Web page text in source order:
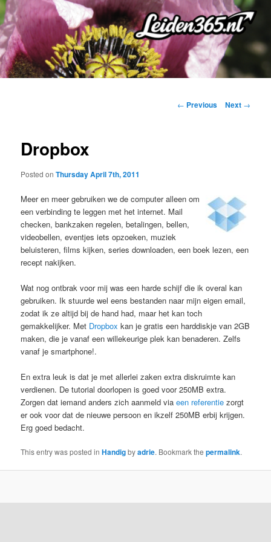
Skip
to
primary
content
Post
← Previous Next →
Dropbox
Posted onThursday April 7th, 2011
Meer en meer gebruiken we de computer alleen om
een verbinding te leggen met het internet. Mail
checken, bankzaken regelen, betalingen, bellen,
videobellen, eventjes iets opzoeken, muziek
beluisteren, films kijken, series downloaden, een boek lezen, een
recept nakijken.
Wat nog ontbrak voor mij was een harde schijf die ik overal kan
gebruiken. Ik stuurde wel eens bestanden naar mijn eigen email,
zodat ik ze altijd bij de hand had, maar het kan toch
gemakkelijker. Met Dropbox kan je gratis een harddiskje van 2GB
maken, die je vanaf een willekeurige plek kan benaderen. Zelfs
vanaf je smartphone!.
En extra leuk is dat je met allerlei zaken extra diskruimte kan
verdienen. De tutorial doorlopen is goed voor 250MB extra.
Zorgen dat iemand anders zich aanmeld viaeen referentie zorgt
er ook voor dat de nieuwe persoon en ikzelf 250MB erbij krijgen.
Erg goed bedacht.
This entry was posted inHandigbyadrie. Bookmark thepermalink.